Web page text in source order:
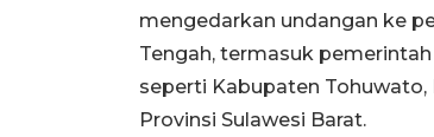
mengedarkan undangan ke
Tengah, termasuk
seperti Kabupaten
Provinsi Sulawesi Barat.